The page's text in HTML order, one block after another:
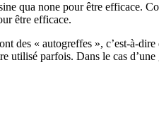
qua none pour être efficace.
être efficace.
des « autogreffes », c’est-à-
utilisé parfois. Dans le cas